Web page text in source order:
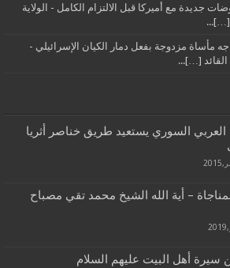
جديدة مع أميركا قبل الالتزام الكامل - الولاية
[…]...
مأساة مزدوجة بفعل دمار الكيان الإسرائيلي -
القائد […]...
السوري يستعيد طريق خناصر أثريا
– أية الله الشيخ محمد تقي مصباح
أهل البيت عليهم السلام